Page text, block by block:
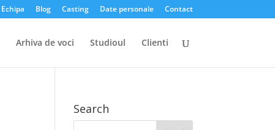
Echipa Blog Casting Date personale Contact
Arhiva de voci Studioul Clienti
Search